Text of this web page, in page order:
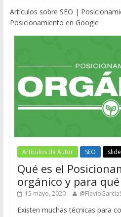
Artículos sobre SEO |
Posicionamiento en Google
Artículos de Autor SEO
Qué es el
orgánico y para
15 mayo, 2020
Existen muchas técnicas para